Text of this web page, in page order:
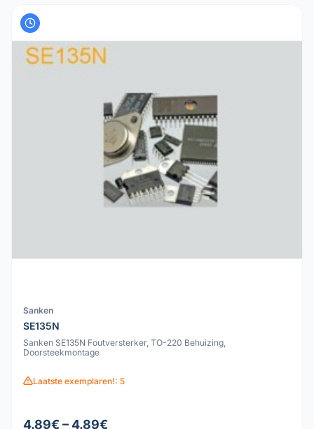
Sanken
SE135N
Sanken SE135N Foutversterker, TO-220 Behuizing,
Doorsteekmontage
Laatste exemplaren!: 5
4.89€ – 4.89€